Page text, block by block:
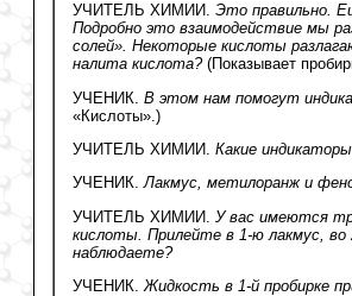
УЧИТЕЛЬ ХИМИИ. Это правильно.
Подробно это взаимодействие мы
солей». Некоторые кислоты
налита кислота?(Показывает
УЧЕНИК. В этом нам помогут
«Кислоты».)
УЧИТЕЛЬ ХИМИИ. Какие
УЧЕНИК.Лакмус, метилоранж и
УЧИТЕЛЬ ХИМИИ. У вас имеются
кислоты. Прилейте в 1-ю лакмус,
наблюдаете?
УЧЕНИК.Жидкость в 1-й пробирке